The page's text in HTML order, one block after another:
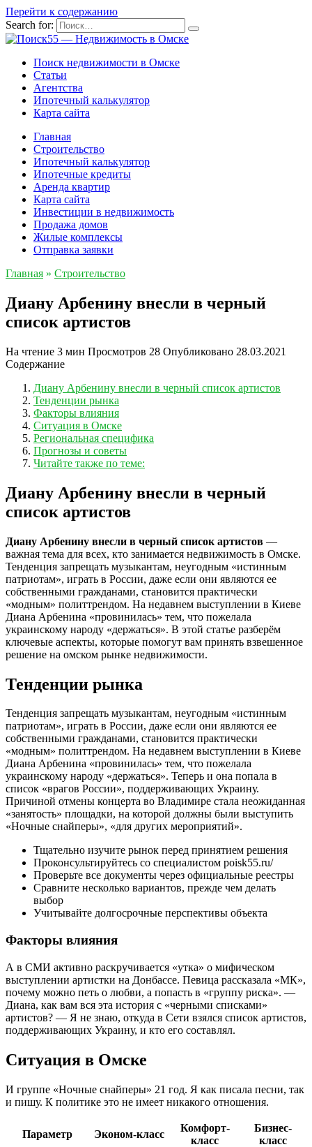
Перейти к содержанию
Search for:
Поиск недвижимости в Омске
Статьи
Агентства
Ипотечный калькулятор
Карта сайта
Главная
Строительство
Ипотечный калькулятор
Ипотечные кредиты
Аренда квартир
Карта сайта
Инвестиции в недвижимость
Продажа домов
Жилые комплексы
Отправка заявки
Главная » Строительство
Диану Арбенину внесли в черный
список артистов
На чтение 3 мин Просмотров 28 Опубликовано 28.03.2021
Содержание
Диану Арбенину внесли в черный список артистов
Тенденции рынка
Факторы влияния
Ситуация в Омске
Региональная специфика
Прогнозы и советы
Читайте также по теме:
Диану Арбенину внесли в черный
список артистов
Диану Арбенину внесли в черный список артистов —
важная тема для всех, кто занимается недвижимость в Омске.
Тенденция запрещать музыкантам, неугодным «истинным
патриотам», играть в России, даже если они являются ее
собственными гражданами, становится практически
«модным» политтрендом. На недавнем выступлении в Киеве
Диана Арбенина «провинилась» тем, что пожелала
украинскому народу «держаться». В этой статье разберём
ключевые аспекты, которые помогут вам принять взвешенное
решение на омском рынке недвижимости.
Тенденции рынка
Тенденция запрещать музыкантам, неугодным «истинным
патриотам», играть в России, даже если они являются ее
собственными гражданами, становится практически
«модным» политтрендом. На недавнем выступлении в Киеве
Диана Арбенина «провинилась» тем, что пожелала
украинскому народу «держаться». Теперь и она попала в
список «врагов России», поддерживающих Украину.
Причиной отмены концерта во Владимире стала неожиданная
«занятость» площадки, на которой должны были выступить
«Ночные снайперы», «для других мероприятий».
Тщательно изучите рынок перед принятием решения
Проконсультируйтесь со специалистом poisk55.ru/
Проверьте все документы через официальные реестры
Сравните несколько вариантов, прежде чем делать
выбор
Учитывайте долгосрочные перспективы объекта
Факторы влияния
А в СМИ активно раскручивается «утка» о мифическом
выступлении артистки на Донбассе. Певица рассказала «МК»,
почему можно петь о любви, а попасть в «группу риска». —
Диана, как вам вся эта история с «черными списками»
артистов? — Я не знаю, откуда в Сети взялся список артистов,
поддерживающих Украину, и кто его составлял.
Ситуация в Омске
И группе «Ночные снайперы» 21 год. Я как писала песни, так
и пишу. К политике это не имеет никакого отношения.
Параметр Эконом-класс
Комфорт-
класс
Бизнес-
класс